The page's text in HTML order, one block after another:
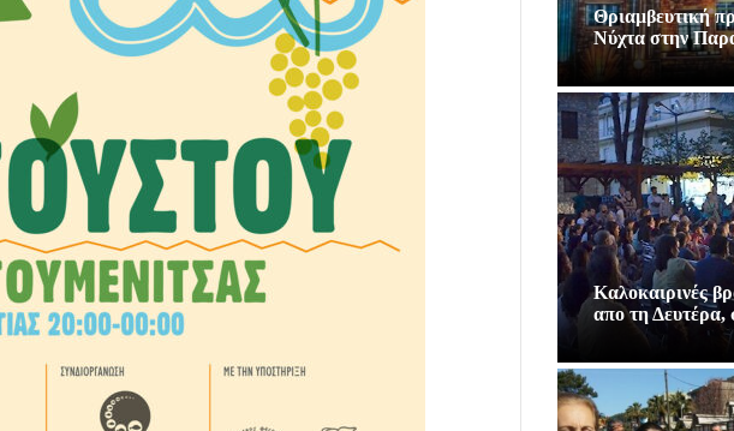
Θριαμβευτική
Νύχτα στην
Καλοκαιρινές
απο τη